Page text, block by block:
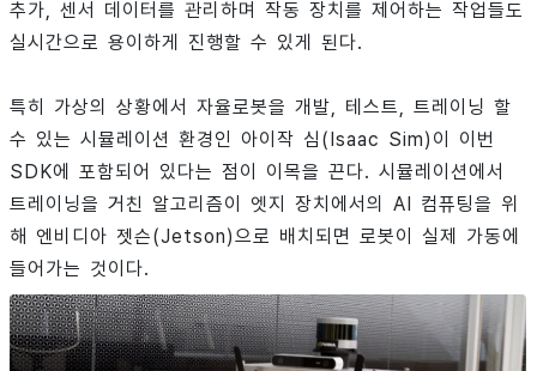
추가, 센서 데이터를 관리하며 작동 장치를 제어하는 작업들도
실시간으로 용이하게 진행할 수 있게 된다.
특히 가상의 상황에서 자율로봇을 개발, 테스트, 트레이닝 할
수 있는 시뮬레이션 환경인 아이작 심(Isaac Sim)이 이번
SDK에 포함되어 있다는 점이 이목을 끈다. 시뮬레이션에서
트레이닝을 거친 알고리즘이 엣지 장치에서의 AI 컴퓨팅을 위
해 엔비디아 젯슨(Jetson)으로 배치되면 로봇이 실제 가동에
들어가는 것이다.